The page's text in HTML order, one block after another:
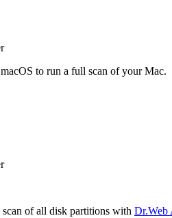
to run a full scan of your Mac.
of all disk partitions with Dr.Web